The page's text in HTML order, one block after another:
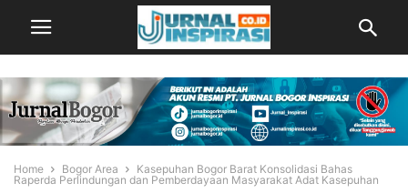
Home Bogor Area
Kasepuhan Bogor Barat Konsolidasi Bahas
Raperda Perlindungan dan Pemberdayaan Masyarakat Adat Kasepuhan